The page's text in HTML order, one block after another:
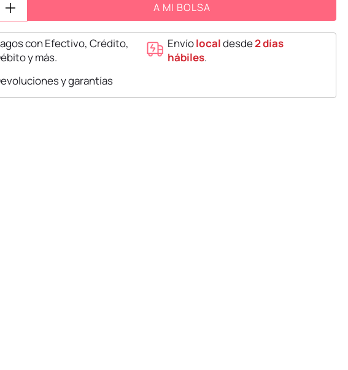
A MI BOLSA
con Efectivo, Crédito,
y más.
Envíolocaldesde2 días
hábiles.
y garantías